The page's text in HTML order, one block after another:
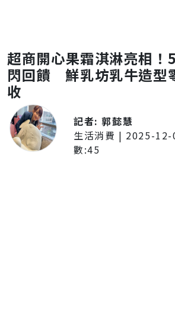
超商開心果霜淇淋亮相
閃回饋 鮮乳坊乳牛造型
收
記者:郭懿慧
生活消費 | 2025-
數:45